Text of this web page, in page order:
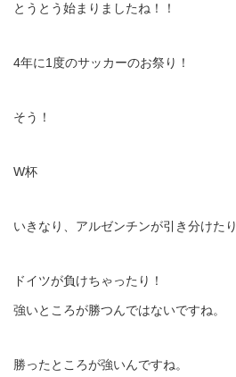
とうとう始まりましたね！！
4年に1度のサッカーのお祭り！
そう！
W杯
いきなり、アルゼンチンが引き分けたり
ドイツが負けちゃったり！
強いところが勝つんではないですね。
勝ったところが強いんですね。